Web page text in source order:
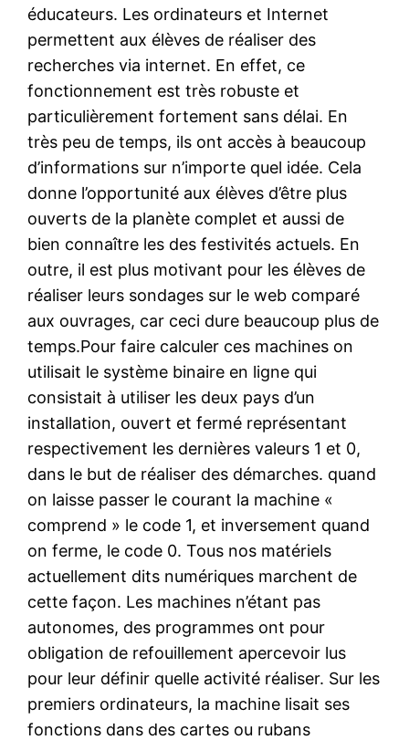
éducateurs. Les ordinateurs et Internet
permettent aux élèves de réaliser des
recherches via internet. En effet, ce
fonctionnement est très robuste et
particulièrement fortement sans délai. En
très peu de temps, ils ont accès à beaucoup
d’informations sur n’importe quel idée. Cela
donne l’opportunité aux élèves d’être plus
ouverts de la planète complet et aussi de
bien connaître les des festivités actuels. En
outre, il est plus motivant pour les élèves de
réaliser leurs sondages sur le web comparé
aux ouvrages, car ceci dure beaucoup plus de
temps.Pour faire calculer ces machines on
utilisait le système binaire en ligne qui
consistait à utiliser les deux pays d’un
installation, ouvert et fermé représentant
respectivement les dernières valeurs 1 et 0,
dans le but de réaliser des démarches. quand
on laisse passer le courant la machine «
comprend » le code 1, et inversement quand
on ferme, le code 0. Tous nos matériels
actuellement dits numériques marchent de
cette façon. Les machines n’étant pas
autonomes, des programmes ont pour
obligation de refouillement apercevoir lus
pour leur définir quelle activité réaliser. Sur les
premiers ordinateurs, la machine lisait ses
fonctions dans des cartes ou rubans